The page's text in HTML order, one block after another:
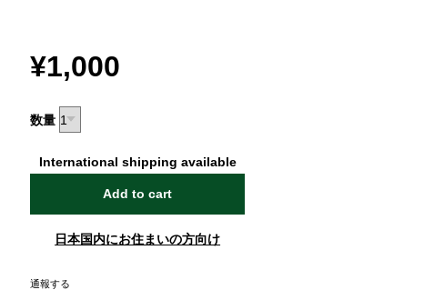
¥1,000
数量
International shipping available
Add to cart
日本国内にお住まいの方向け
通報する